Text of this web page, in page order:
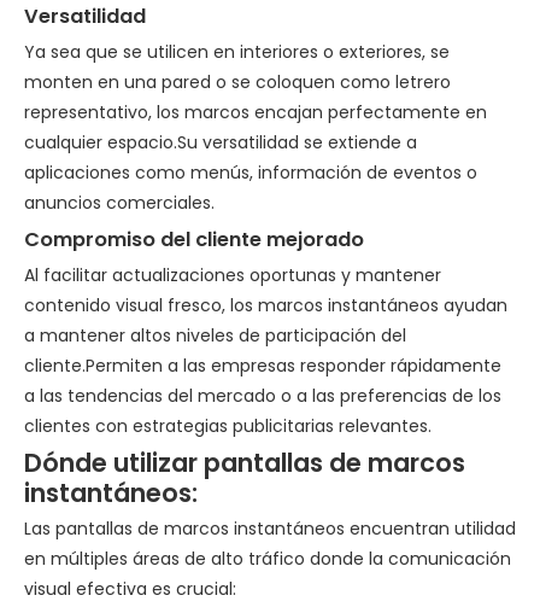
Versatilidad
Ya sea que se utilicen en interiores o exteriores, se
monten en una pared o se coloquen como letrero
representativo, los marcos encajan perfectamente en
cualquier espacio.Su versatilidad se extiende a
aplicaciones como menús, información de eventos o
anuncios comerciales.
Compromiso del cliente mejorado
Al facilitar actualizaciones oportunas y mantener
contenido visual fresco, los marcos instantáneos ayudan
a mantener altos niveles de participación del
cliente.Permiten a las empresas responder rápidamente
a las tendencias del mercado o a las preferencias de los
clientes con estrategias publicitarias relevantes.
Dónde utilizar pantallas de marcos
instantáneos:
Las pantallas de marcos instantáneos encuentran utilidad
en múltiples áreas de alto tráfico donde la comunicación
visual efectiva es crucial: